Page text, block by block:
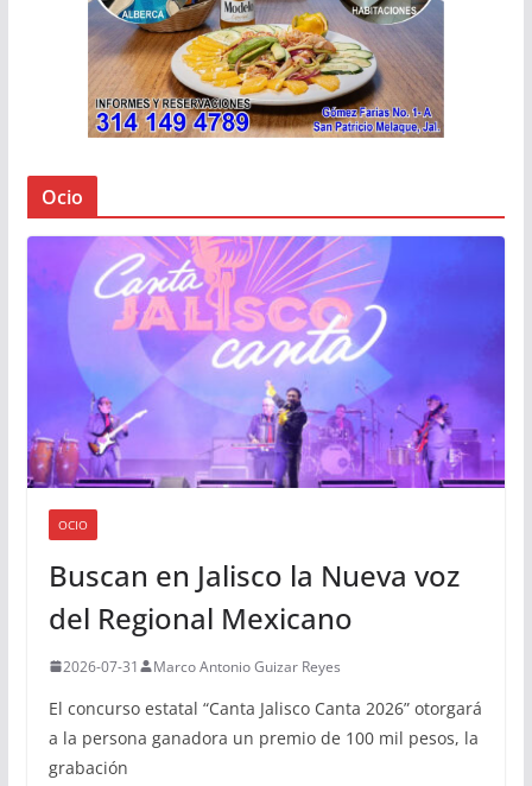
Ocio
OCIO
Buscan en Jalisco la Nueva voz
del Regional Mexicano
2026-07-31 Marco Antonio Guizar Reyes
El concurso estatal “Canta Jalisco Canta 2026” otorgará
a la persona ganadora un premio de 100 mil pesos, la
grabación